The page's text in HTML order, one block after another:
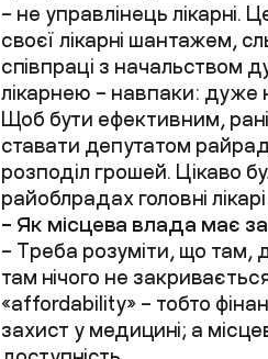
– не управлінець
своєї лікарні шантажем,
співпраці з начальством
лікарнею – навпаки: дуже
Щоб бути ефективним,
ставати депутатом
розподіл грошей. Цікаво
райоблрадах головні
– Як місцева влада має
– Треба розуміти, що там,
там нічого не
«affordability» – тобто
захист у медицині; а